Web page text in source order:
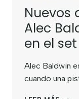
Nuevos
Alec
en el set
Alec Baldwin
cuando una